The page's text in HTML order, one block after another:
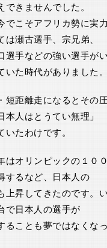
できませんでした。
こそアフリカ勢に実
は瀬古選手、宗兄弟、
選手などの強い選手が
いた時代がありました。
距離走になるとその
本人はとうてい無理」
いたわけです。
オリンピックの１０
するなど、日本人の
上昇してきたのです。
で日本人の選手が
ることも夢ではなくな